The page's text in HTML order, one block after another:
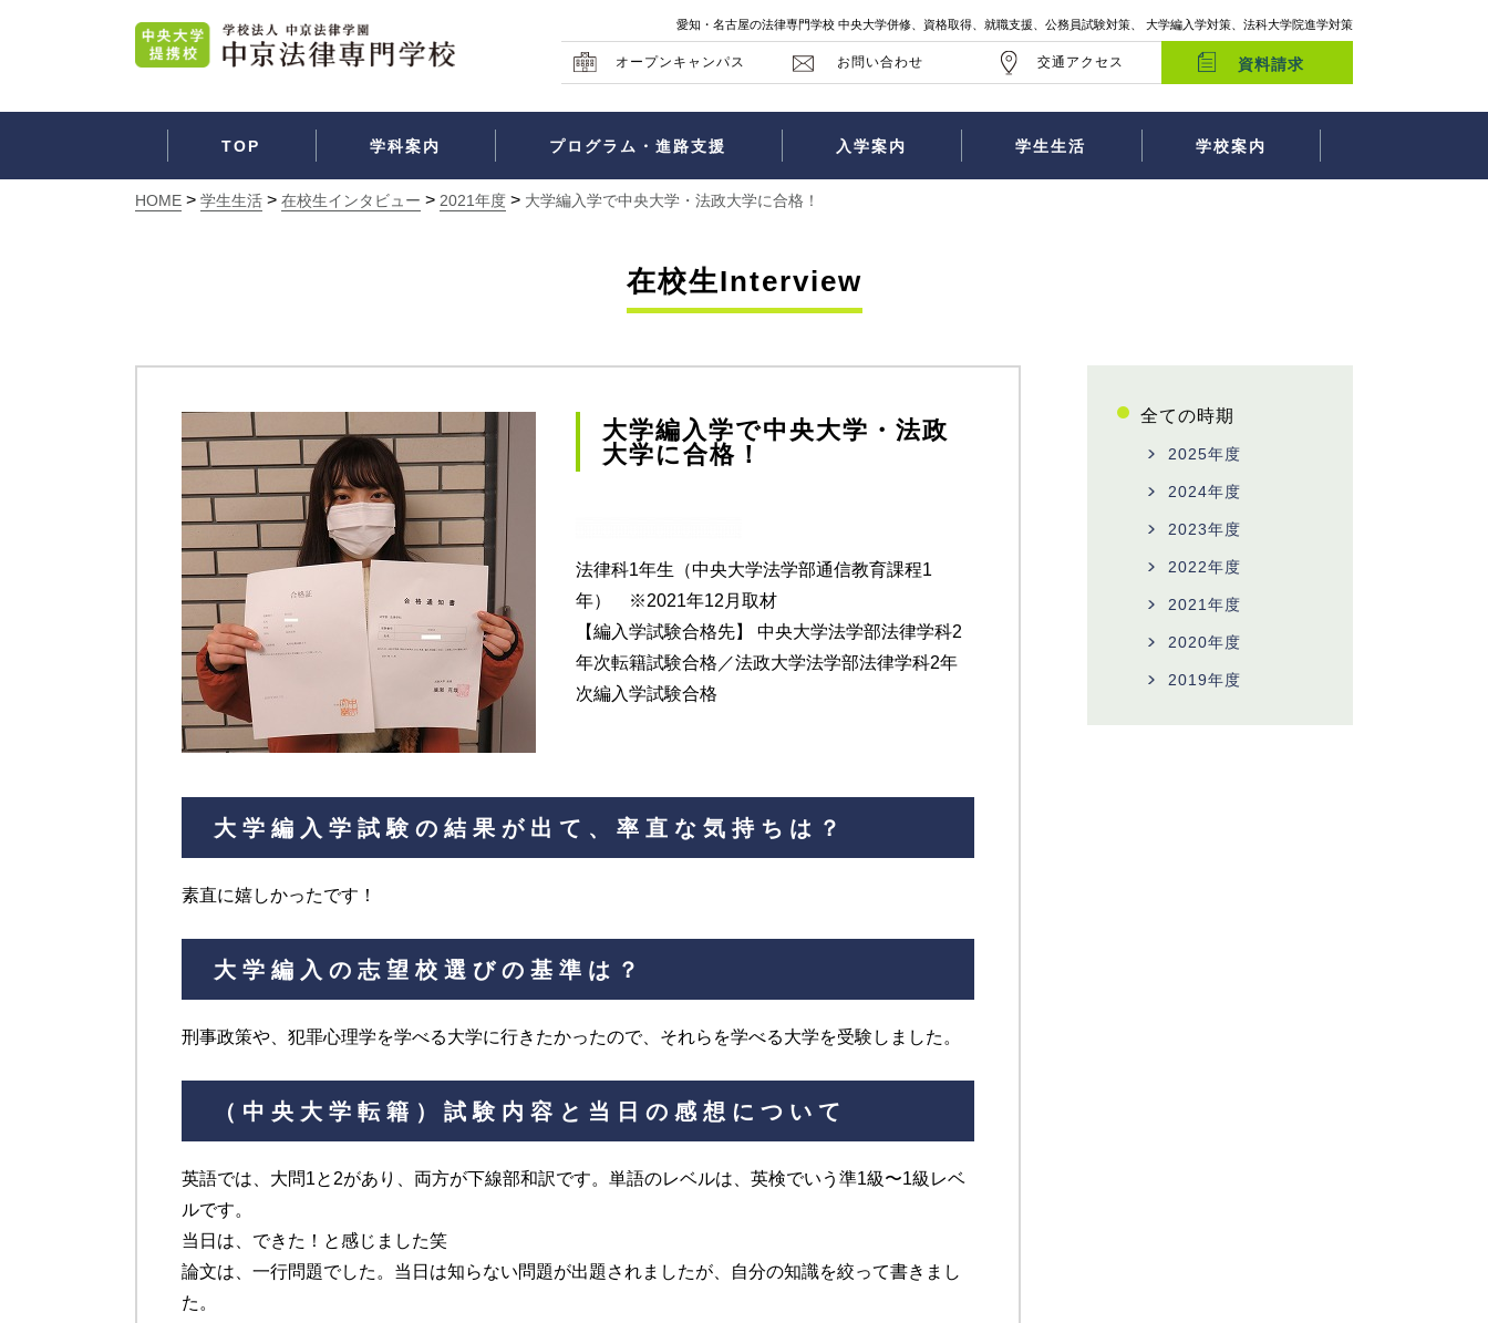
愛知・名古屋の法律専門学校 中央大学併修、資格取得、就職支援、公務員試験対策、 大学編入学対策、法科大学院進学対策
オープンキャンパス お問い合わせ 交通アクセス 資料請求
TOP 学科案内 プログラム・進路支援 入学案内 学生生活 学校案内
HOME > 学生生活 > 在校生インタビュー > 2021年度 > 大学編入学で中央大学・法政大学に合格！
在校生Interview
大学編入学で中央大学・法政
大学に合格！
法律科1年生（中央大学法学部通信教育課程1
年） ※2021年12月取材
【編入学試験合格先】 中央大学法学部法律学科2
年次転籍試験合格／法政大学法学部法律学科2年
次編入学試験合格
大学編入学試験の結果が出て、率直な気持ちは？
素直に嬉しかったです！
大学編入の志望校選びの基準は？
刑事政策や、犯罪心理学を学べる大学に行きたかったので、それらを学べる大学を受験しました。
（中央大学転籍）試験内容と当日の感想について
英語では、大問1と2があり、両方が下線部和訳です。単語のレベルは、英検でいう準1級〜1級レベ
ルです。
当日は、できた！と感じました笑
論文は、一行問題でした。当日は知らない問題が出題されましたが、自分の知識を絞って書きまし
た。
全ての時期
2025年度
2024年度
2023年度
2022年度
2021年度
2020年度
2019年度